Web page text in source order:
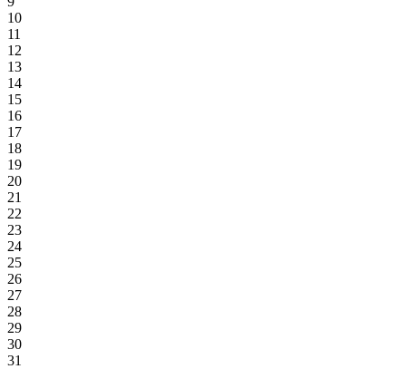
10
11
12
13
14
15
16
17
18
19
20
21
22
23
24
25
26
27
28
29
30
31